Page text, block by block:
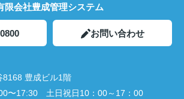
限会社豊成管理システム
お問い合わせ
8168 豊成ビル1階
〜17:30 土日祝日10：00～17：00